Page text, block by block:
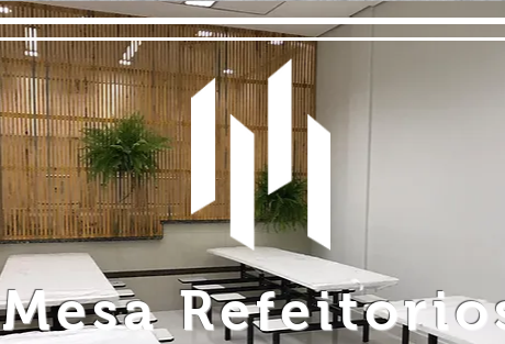
Mesa